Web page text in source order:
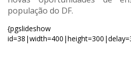
população do DF.
{pgslideshow